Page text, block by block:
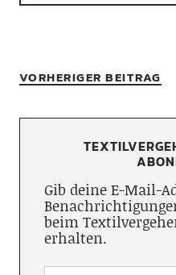
VORHERIGER BEITRAG
Gib deine E-Mail-
beim
erhalten.